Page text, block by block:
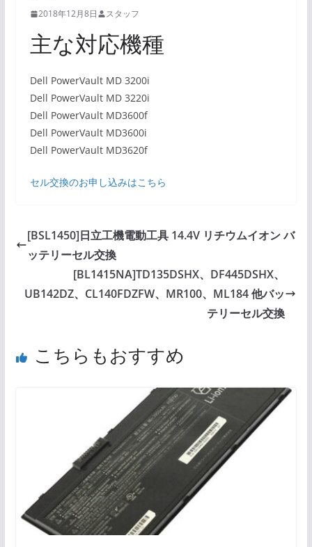
2018年12月8日 スタッフ
主な対応機種
Dell PowerVault MD 3200i
Dell PowerVault MD 3220i
Dell PowerVault MD3600f
Dell PowerVault MD3600i
Dell PowerVault MD3620f
セル交換のお申し込みはこちら
[BSL1450]日立工機電動工具 14.4V リチウムイオン バ
ッテリーセル交換
[BL1415NA]TD135DSHX、DF445DSHX、
UB142DZ、CL140FDZFW、MR100、ML184 他バッ
テリーセル交換
こちらもおすすめ